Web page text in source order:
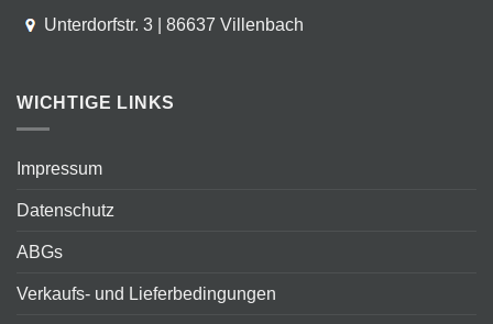
Unterdorfstr. 3 | 86637 Villenbach
WICHTIGE LINKS
Impressum
Datenschutz
ABGs
Verkaufs- und Lieferbedingungen